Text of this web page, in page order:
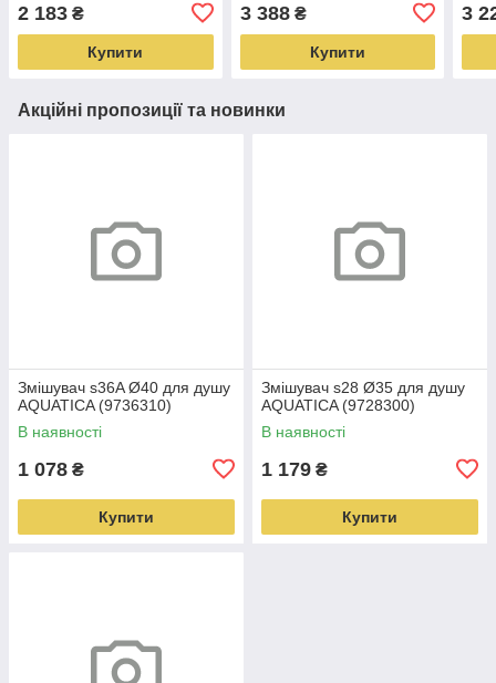
2 183 ₴
Купити
3 388₴
Купити
3
Акційні пропозиції та новинки
Змішувач s36A Ø40 для душу
AQUATICA (9736310)
В наявності
1 078 ₴
Купити
Змішувач s28 Ø35 для душу
AQUATICA (9728300)
В наявності
1 179 ₴
Купити